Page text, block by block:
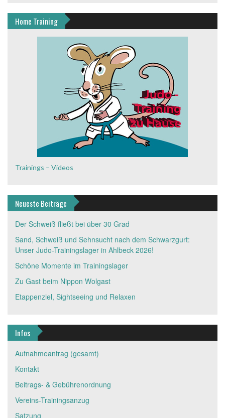
Home Training
Trainings – Videos
Neueste Beiträge
Der Schweiß fließt bei über 30 Grad
Sand, Schweiß und Sehnsucht nach dem Schwarzgurt:
Unser Judo-Trainingslager in Ahlbeck 2026!
Schöne Momente im Trainingslager
Zu Gast beim Nippon Wolgast
Etappenziel, Sightseeing und Relaxen
Infos
Aufnahmeantrag (gesamt)
Kontakt
Beitrags- & Gebührenordnung
Vereins-Trainingsanzug
Satzung